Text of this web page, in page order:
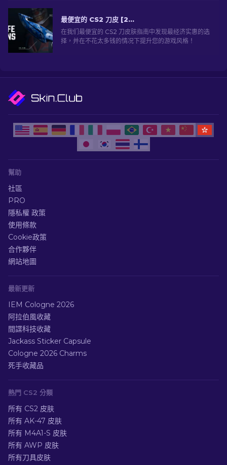
最便宜的 CS2 刀皮 [2026]
在我们最便宜的 CS2 刀皮肤指南中发现最经济实惠的选
择，并在不花太多钱的情况下提升您的游戏风格！
幫助
社區
PRO
隱私權 政策
使用條款
Cookie政策
合作夥伴
網站地圖
最新更新
IEM Cologne 2026
阿拉伯風收藏
間諜科技收藏
Jackass Sticker Capsule
Cologne 2026 Charms
死手收藏品
熱門 CS2 分類
所有 CS2 皮肤
所有 AK-47 皮肤
所有 M4A1-S 皮肤
所有 AWP 皮肤
所有刀具皮肤